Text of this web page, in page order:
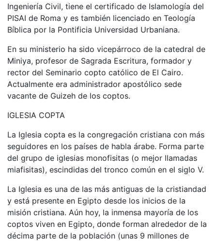
Ingeniería Civil, tiene el certificado de Islamología del
PISAI de Roma y es también licenciado en Teología
Bíblica por la Pontificia Universidad Urbaniana.
En su ministerio ha sido vicepárroco de la catedral de
Miniya, profesor de Sagrada Escritura, formador y
rector del Seminario copto católico de El Cairo.
Actualmente era administrador apostólico sede
vacante de Guizeh de los coptos.
IGLESIA COPTA
La Iglesia copta es la congregación cristiana con más
seguidores en los países de habla árabe. Forma parte
del grupo de iglesias monofisitas (o mejor llamadas
miafisitas), escindidas del tronco común en el siglo V.
La Iglesia es una de las más antiguas de la cristiandad
y está presente en Egipto desde los inicios de la
misión cristiana. Aún hoy, la inmensa mayoría de los
coptos viven en Egipto, donde forman alrededor de la
décima parte de la población (unas 9 millones de